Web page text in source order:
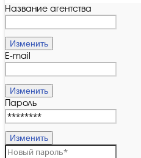
Название агентства
Изменить
E-mail
Изменить
Пароль
Изменить